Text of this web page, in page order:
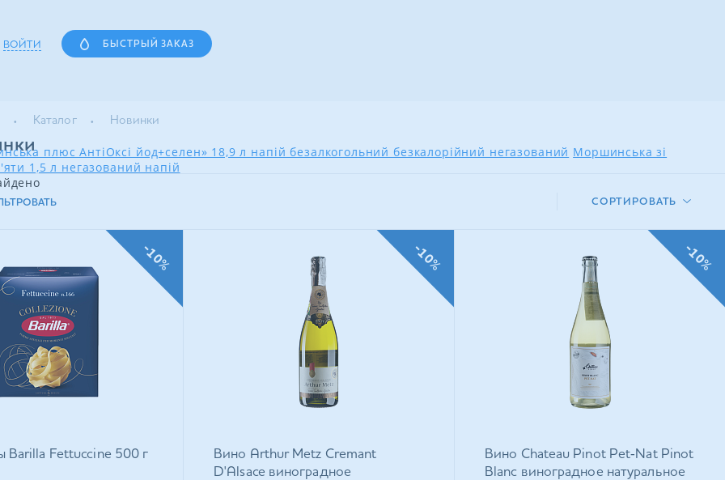
ВОЙТИ БЫСТРЫЙ ЗАКАЗ
плюс АнтіОксі йод+селен» 18,9 л напій безалкогольний безкалорійний негазований Моршинська зі
1,5 л негазований напій
Каталог Новинки
СОРТИРОВАТЬ
Barilla Fettuccine 500 г
-10%
Вино Arthur Metz Cremant
D'Alsace виноградное
-10%
Вино Chateau Pinot Pet‑Nat Pinot
Blanc виноградное натуральное
-10%